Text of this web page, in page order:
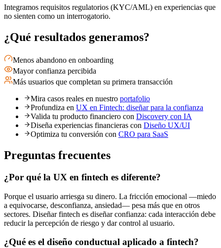
Integramos requisitos regulatorios (KYC/AML) en experiencias que
no sienten como un interrogatorio.
¿Qué resultados generamos?
Menos abandono en onboarding
Mayor confianza percibida
Más usuarios que completan su primera transacción
Mira casos reales en nuestro portafolio
Profundiza en UX en Fintech: diseñar para la confianza
Valida tu producto financiero con Discovery con IA
Diseña experiencias financieras con Diseño UX/UI
Optimiza tu conversión con CRO para SaaS
Preguntas frecuentes
¿Por qué la UX en fintech es diferente?
Porque el usuario arriesga su dinero. La fricción emocional —miedo
a equivocarse, desconfianza, ansiedad— pesa más que en otros
sectores. Diseñar fintech es diseñar confianza: cada interacción debe
reducir la percepción de riesgo y dar control al usuario.
¿Qué es el diseño conductual aplicado a fintech?